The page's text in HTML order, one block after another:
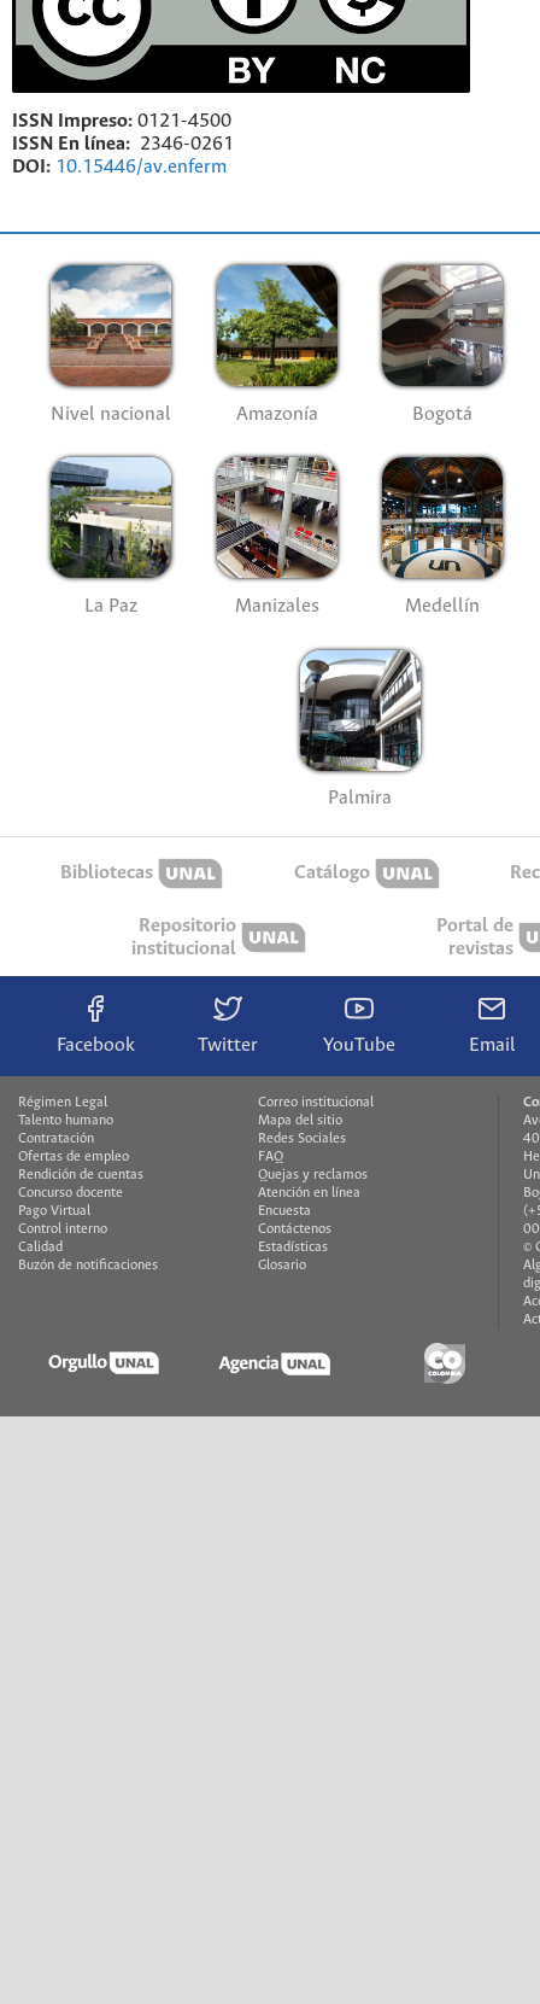
ISSN Impreso: 0121-4500
ISSN En línea: 2346-0261
DOI: 10.15446/av.enferm
Nivel nacional Amazonía Bogotá
La Paz Manizales Medellín
Palmira
Bibliotecas Catálogo
Repositorio
institucional
Portal de
revistas
Facebook Twitter YouTube Email
Régimen Legal
Talento humano
Contratación
Ofertas de empleo
Rendición de cuentas
Concurso docente
Pago Virtual
Control interno
Calidad
Buzón de notificaciones
Correo institucional
Mapa del sitio
Redes Sociales
FAQ
Quejas y reclamos
Atención en línea
Encuesta
Contáctenos
Estadísticas
Glosario
©